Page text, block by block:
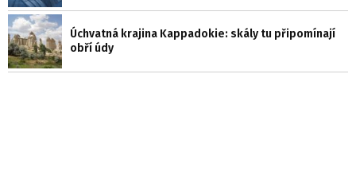
Úchvatná krajina Kappadokie: skály tu připomínají
obří údy